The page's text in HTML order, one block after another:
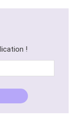
!